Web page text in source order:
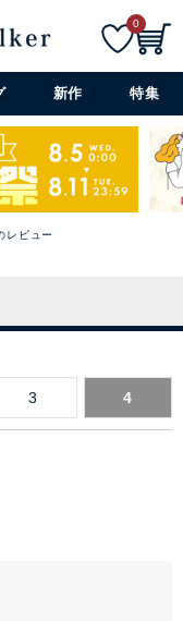
詳細検索+
0
新作 特集
レビュー
3 4